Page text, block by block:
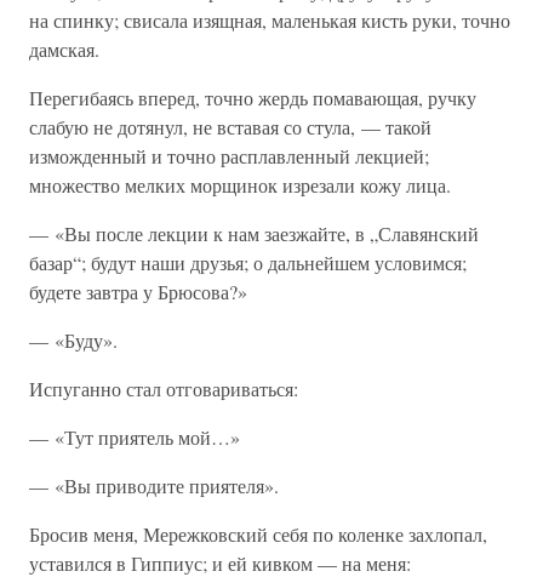
на спинку; свисала изящная, маленькая кисть руки, точно
дамская.
Перегибаясь вперед, точно жердь помавающая, ручку
слабую не дотянул, не вставая со стула, — такой
изможденный и точно расплавленный лекцией;
множество мелких морщинок изрезали кожу лица.
— «Вы после лекции к нам заезжайте, в „Славянский
базар“; будут наши друзья; о дальнейшем условимся;
будете завтра у Брюсова?»
— «Буду».
Испуганно стал отговариваться:
— «Тут приятель мой…»
— «Вы приводите приятеля».
Бросив меня, Мережковский себя по коленке захлопал,
уставился в Гиппиус; и ей кивком — на меня: